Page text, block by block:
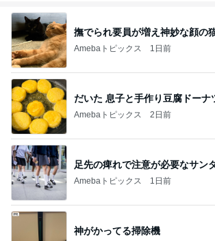
撫でられ要員が増え神妙な顔の
Amebaトピックス 1日前
だいた 息子と手作り豆腐ドーナ
Amebaトピックス 2日前
足先の痺れで注意が必要なサン
Amebaトピックス 1日前
神がかってる掃除機